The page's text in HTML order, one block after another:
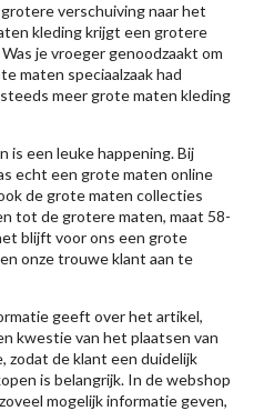
verschuiving naar het
kleding krijgt een grotere
je vroeger genoodzaakt om
maten speciaalzaak had
meer grote maten kleding
is een leuke happening. Bij
echt een grote maten online
de grote maten collecties
tot de grotere maten, maat 58-
blijft voor ons een grote
onze trouwe klant aan te
geeft over het artikel,
kwestie van het plaatsen van
zodat de klant een duidelijk
is belangrijk. In de webshop
mogelijk informatie geven,